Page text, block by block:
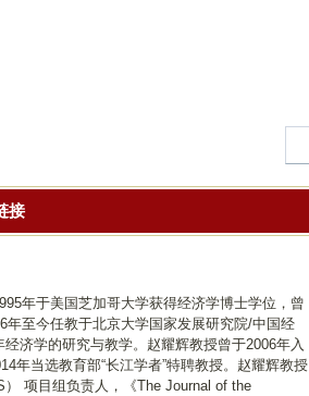
接
年于美国芝加哥大学获得经济学博士学位，曾
至今任教于北京大学国家发展研究院/中国经
济学的研究与教学。赵耀辉教授曾于2006年入
年当选教育部“长江学者”特聘教授。赵耀辉教授
项目组负责人，《The Journal of the